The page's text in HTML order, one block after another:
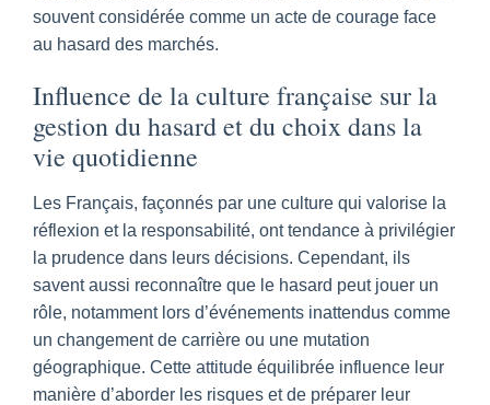
souvent considérée comme un acte de courage face
au hasard des marchés.
Influence de la culture française sur la
gestion du hasard et du choix dans la
vie quotidienne
Les Français, façonnés par une culture qui valorise la
réflexion et la responsabilité, ont tendance à privilégier
la prudence dans leurs décisions. Cependant, ils
savent aussi reconnaître que le hasard peut jouer un
rôle, notamment lors d’événements inattendus comme
un changement de carrière ou une mutation
géographique. Cette attitude équilibrée influence leur
manière d’aborder les risques et de préparer leur